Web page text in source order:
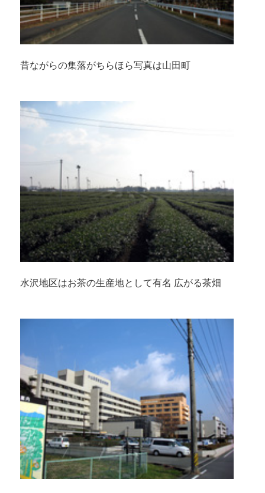
昔ながらの集落がちらほら写真は山田町
水沢地区はお茶の生産地として有名 広がる茶畑